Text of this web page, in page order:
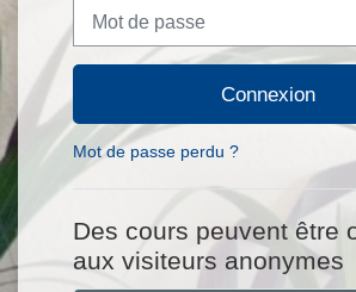
Connexion
Mot de passe perdu ?
Des cours peuvent être
aux visiteurs anonymes